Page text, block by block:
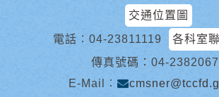
交通位置圖
電話︰ 04-23811119
各科室
傳真號碼：04-
E-Mail︰